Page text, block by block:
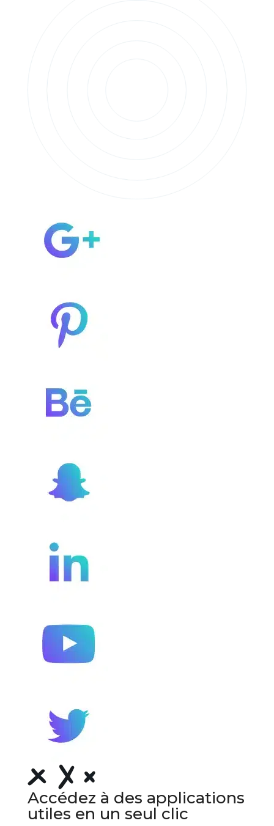
Accédez à des applications
utiles en un seul clic